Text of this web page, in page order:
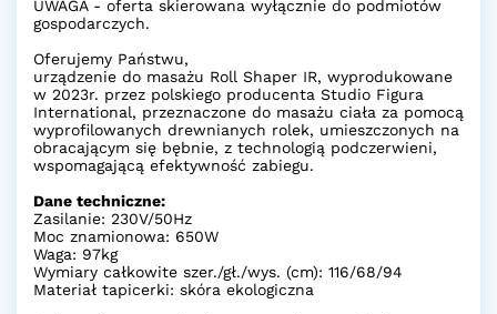
UWAGA - oferta skierowana wyłącznie do podmiotów
gospodarczych.
Oferujemy Państwu,
urządzenie do masażu Roll Shaper IR, wyprodukowane
w 2023r. przez polskiego producenta Studio Figura
International, przeznaczone do masażu ciała za pomocą
wyprofilowanych drewnianych rolek, umieszczonych na
obracającym się bębnie, z technologią podczerwieni,
wspomagającą efektywność zabiegu.
Dane techniczne:
Zasilanie: 230V/50Hz
Moc znamionowa: 650W
Waga: 97kg
Wymiary całkowite szer./gł./wys. (cm): 116/68/94
Materiał tapicerki: skóra ekologiczna